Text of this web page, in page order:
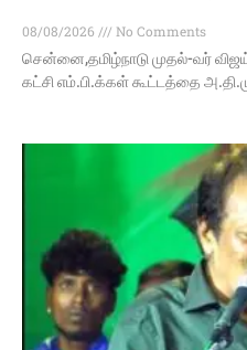
08/08/2026
No Comments
சென்னை,தமிழ்நாடு முதல்-வர்
கட்சி எம்.பி.க்கள் கூட்டத்தை